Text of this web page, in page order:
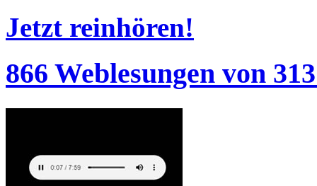
Jetzt reinhören!
866 Weblesungen von